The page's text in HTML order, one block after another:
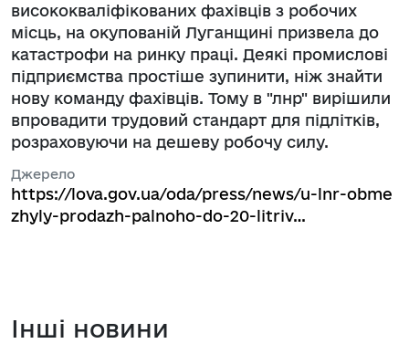
висококваліфікованих фахівців з робочих
місць, на окупованій Луганщині призвела до
катастрофи на ринку праці. Деякі промислові
підприємства простіше зупинити, ніж знайти
нову команду фахівців. Тому в "лнр" вирішили
впровадити трудовий стандарт для підлітків,
розраховуючи на дешеву робочу силу.
Джерело
https://lova.gov.ua/oda/press/news/u-lnr-obme
zhyly-prodazh-palnoho-do-20-litriv…
Інші новини